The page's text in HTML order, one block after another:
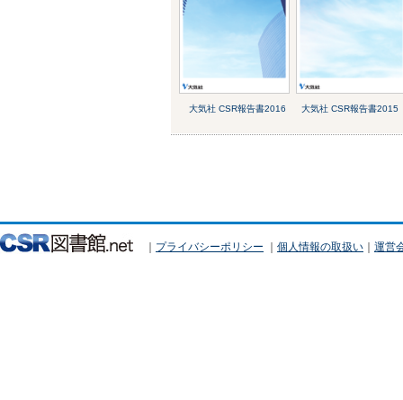
大気社 CSR報告書2016 大気社 CSR報告書2015
｜ プライバシーポリシー ｜ 個人情報の取扱い ｜ 運営